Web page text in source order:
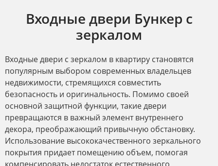
Входные двери Бункер с
зеркалом
Входные двери с зеркалом в квартиру становятся
популярным выбором современных владельцев
недвижимости, стремящихся совместить
безопасность и оригинальность. Помимо своей
основной защитной функции, такие двери
превращаются в важный элемент внутреннего
декора, преображающий привычную обстановку.
Использование высококачественного зеркального
покрытия придает помещению объем, помогая